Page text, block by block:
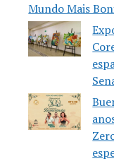
Mundo Mais